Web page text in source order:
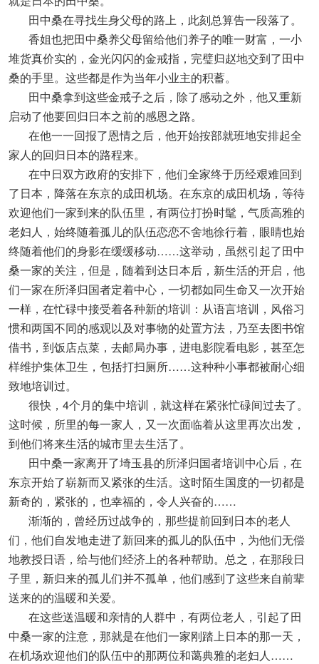
田中桑在寻找生身父母的路上，此刻总算告一段落了。
香姐也把田中桑养父母留给他们养子的唯一财富，一小
堆货真价实的，金光闪闪的金戒指，完璧归赵地交到了田中
桑的手里。这些都是作为当年小业主的积蓄。
田中桑拿到这些金戒子之后，除了感动之外，他又重新
启动了他要回归日本之前的感恩之路。
在他一一回报了恩情之后，他开始按部就班地安排起全
家人的回归日本的路程来。
在中日双方政府的安排下，他们全家终于历经艰难回到
了日本，降落在东京的成田机场。在东京的成田机场，等待
欢迎他们一家到来的队伍里，有两位打扮时髦，气质高雅的
老妇人，始终随着孤儿的队伍恋恋不舍地徐行着，眼睛也始
终随着他们的身影在缓缓移动……这举动，虽然引起了田中
桑一家的关注，但是，随着到达日本后，新生活的开启，他
们一家在所泽归国者定着中心，一切都如同生命又一次开始
一样，在忙碌中接受着各种新的培训：从语言培训，风俗习
惯和两国不同的感观以及对事物的处置方法，乃至去图书馆
借书，到饭店点菜，去邮局办事，进电影院看电影，甚至怎
样维护集体卫生，包括打扫厕所……这种种小事都被耐心细
致地培训过。
很快，4个月的集中培训，就这样在紧张忙碌间过去了。
这时候，所里的每一家人，又一次面临着从这里再次出发，
到他们将来生活的城市里去生活了。
田中桑一家离开了埼玉县的所泽归国者培训中心后，在
东京开始了崭新而又紧张的生活。这时陌生国度的一切都是
新奇的，紧张的，也幸福的，令人兴奋的……
渐渐的，曾经历过战争的，那些提前回到日本的老人
们，他们自发地走进了新回来的孤儿的队伍中，为他们无偿
地教授日语，给与他们经济上的各种帮助。总之，在那段日
子里，新归来的孤儿们并不孤单，他们感到了这些来自前辈
送来的的温暖和关爱。
在这些送温暖和亲情的人群中，有两位老人，引起了田
中桑一家的注意，那就是在他们一家刚踏上日本的那一天，
在机场欢迎他们的队伍中的那两位和蔼典雅的老妇人……